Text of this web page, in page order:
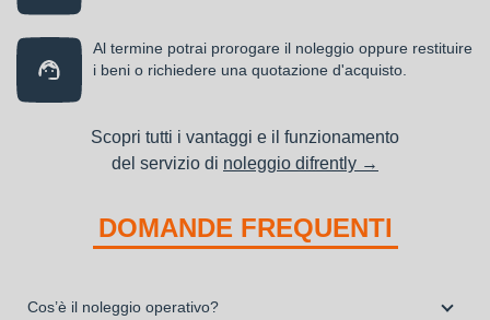
Al termine potrai prorogare il noleggio oppure restituire
i beni o richiedere una quotazione d'acquisto.
Scopri tutti i vantaggi e il funzionamento
del servizio di noleggio difrently →
DOMANDE FREQUENTI
Cos’è il noleggio operativo?